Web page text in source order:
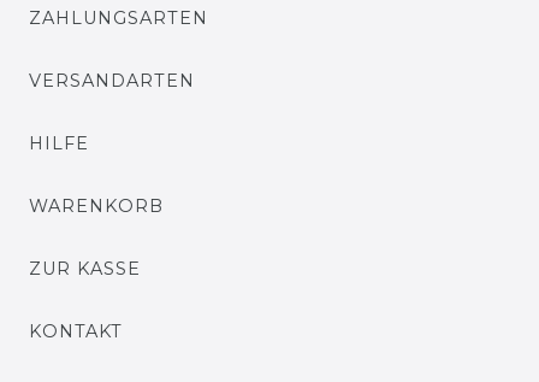
ZAHLUNGSARTEN
VERSANDARTEN
HILFE
WARENKORB
ZUR KASSE
KONTAKT